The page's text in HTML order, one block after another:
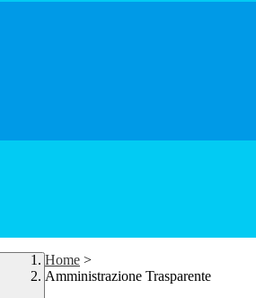
Home >
Amministrazione Trasparente